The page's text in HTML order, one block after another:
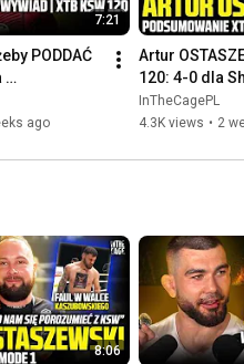
7:21
PODDAĆ
pierwszym
na KSW
ago
Artur
120: 4-0 dla
LEŚKO And
pas | NIEDZIU
InTheCagePL
4.3K views • 2
8:06